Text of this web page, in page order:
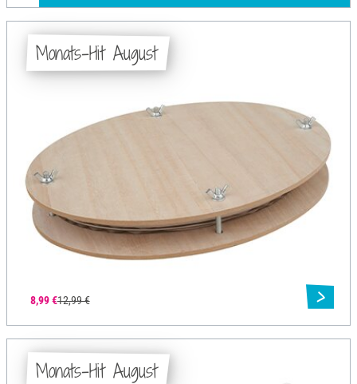
8,99 €12,99 €
Monats-Hit August
Monats-Hit August